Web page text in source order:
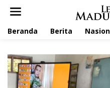
Beranda Berita